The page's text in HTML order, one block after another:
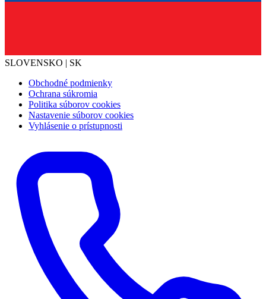
SLOVENSKO | SK
Obchodné podmienky
Ochrana súkromia
Politika súborov cookies
Nastavenie súborov cookies
Vyhlásenie o prístupnosti